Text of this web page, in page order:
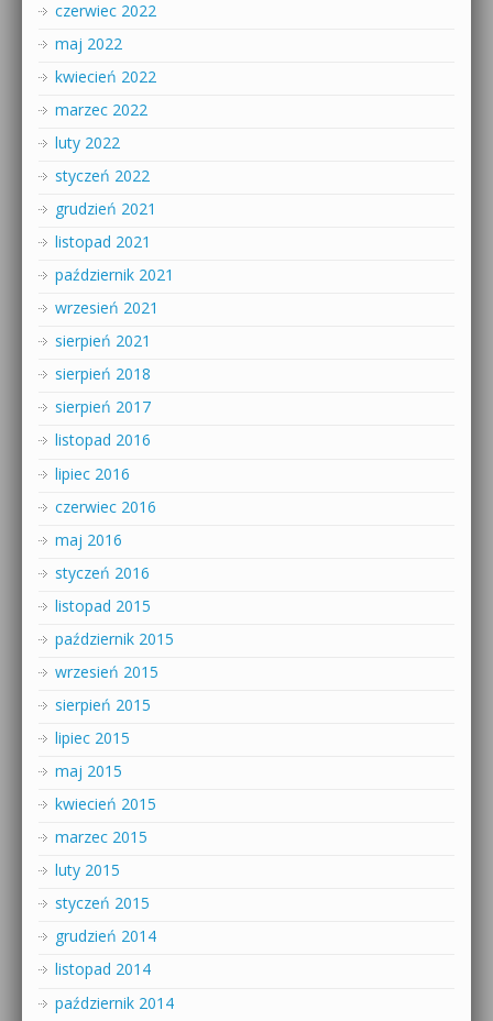
czerwiec 2022
maj 2022
kwiecień 2022
marzec 2022
luty 2022
styczeń 2022
grudzień 2021
listopad 2021
październik 2021
wrzesień 2021
sierpień 2021
sierpień 2018
sierpień 2017
listopad 2016
lipiec 2016
czerwiec 2016
maj 2016
styczeń 2016
listopad 2015
październik 2015
wrzesień 2015
sierpień 2015
lipiec 2015
maj 2015
kwiecień 2015
marzec 2015
luty 2015
styczeń 2015
grudzień 2014
listopad 2014
październik 2014